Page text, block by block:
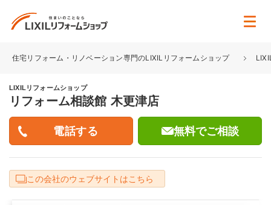
住宅リフォーム・リノベーション専門のLIXILリフォームショップ
LIXILリフォームショップ
リフォーム相談館 木更津店
無料でご相談
この会社のウェブサイトはこちら